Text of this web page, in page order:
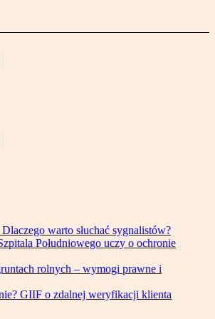
warto słuchać sygnalistów?
Południowego uczy o ochronie
rolnych – wymogi prawne i
GIIF o zdalnej weryfikacji klienta